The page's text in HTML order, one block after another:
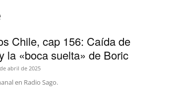
Chile, cap 156: Caída de
la «boca suelta» de Boric
abril de 2025
en Radio Sago.